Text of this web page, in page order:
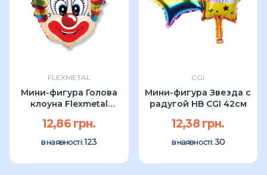
FLEXMETAL
Мини-фигура Голова
клоуна Flexmetal
12,86 грн.
в наявності:123
CGI
Мини-фигура Звезда с
радугой HB CGI 42см
12,38 грн.
в наявності: 30